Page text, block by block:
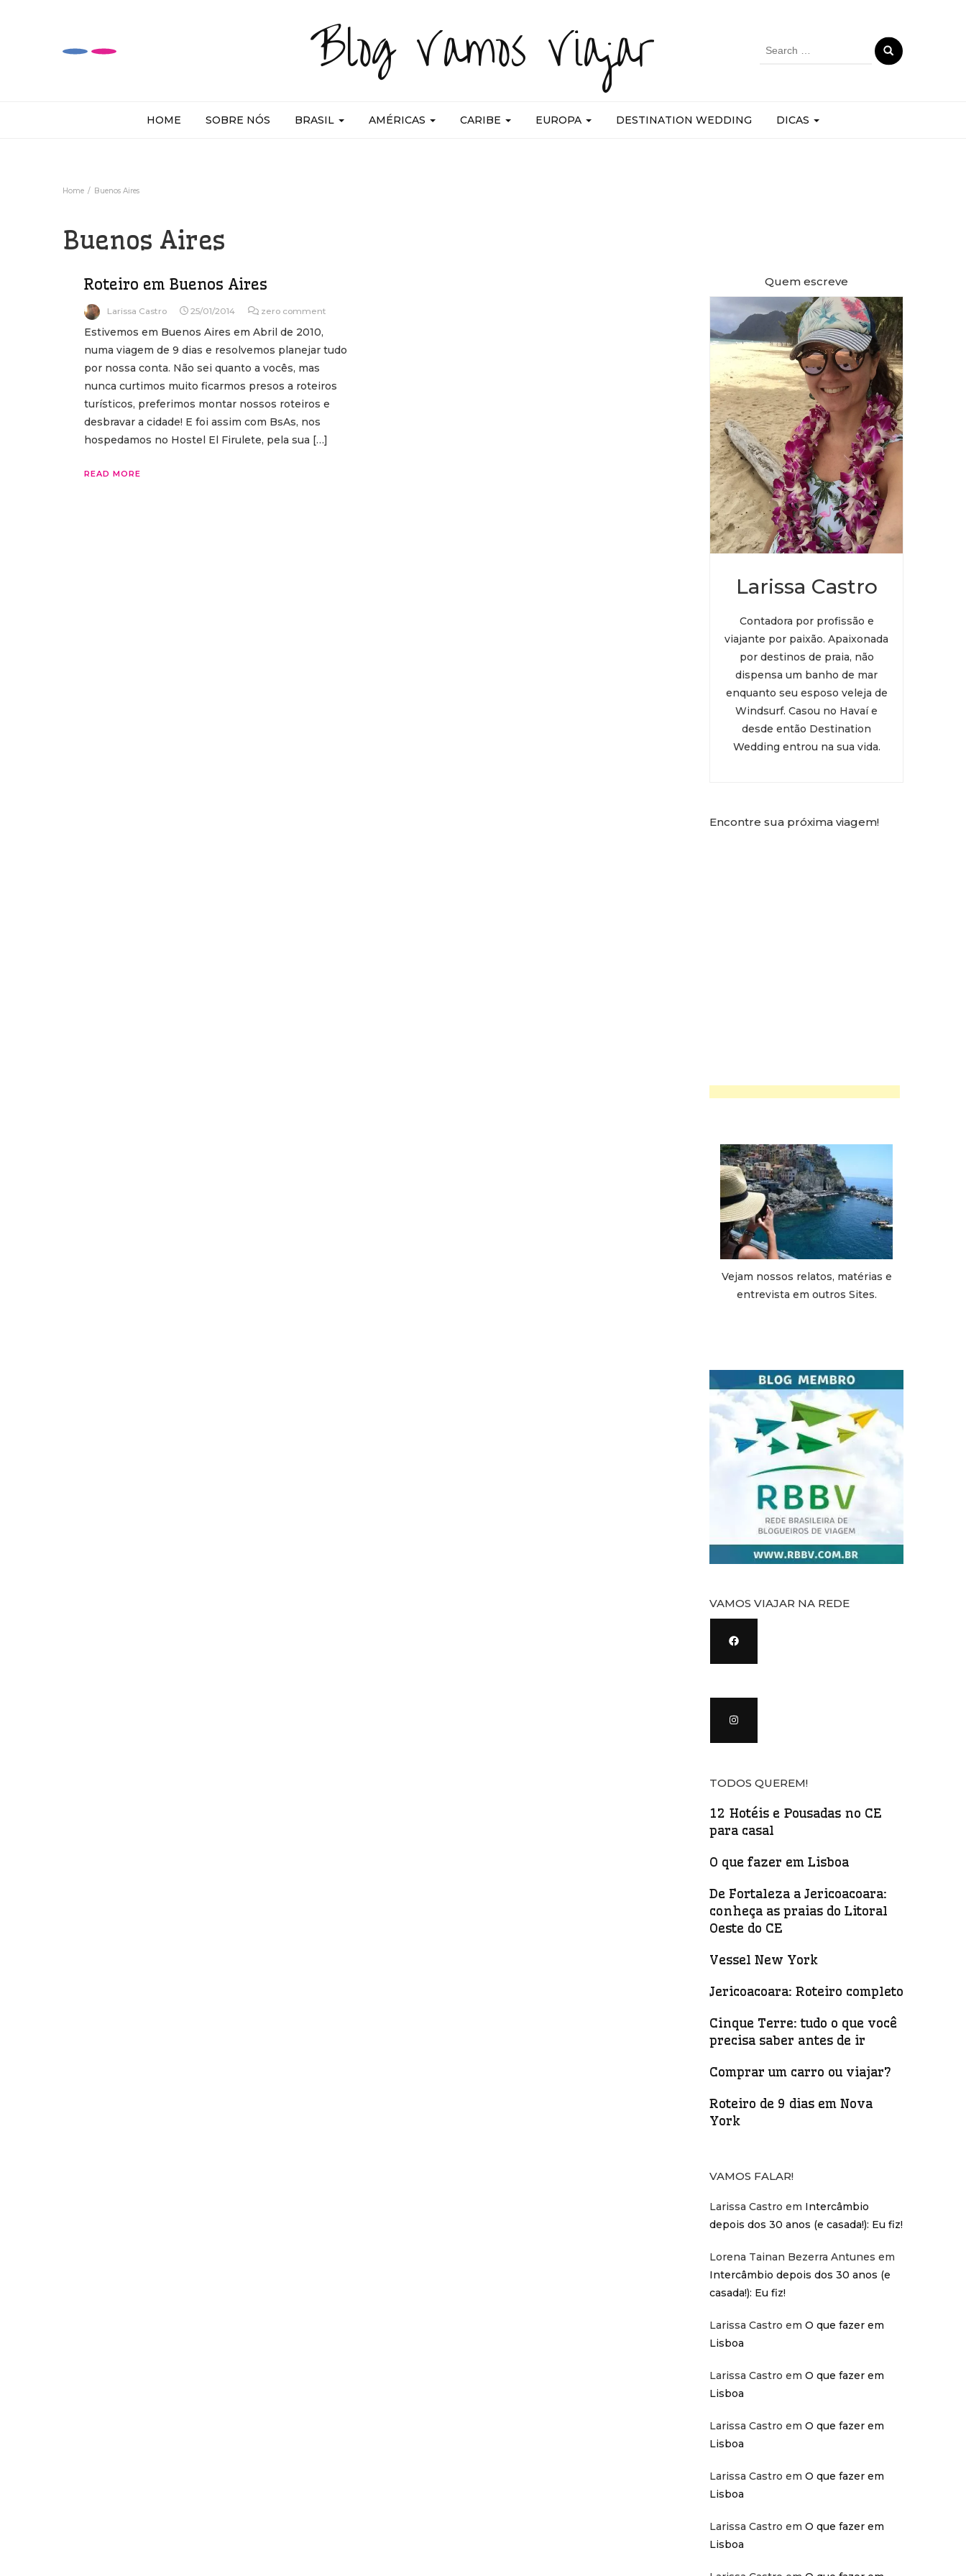
Blog Vamos Viajar
Search
HOME SOBRE NÓS BRASIL AMÉRICAS CARIBE EUROPA DESTINATION WEDDING DICAS
Home Buenos Aires
Buenos Aires
Roteiro em Buenos Aires
Larissa Castro 25/01/2014 zero comment
Estivemos em Buenos Aires em Abril de 2010,
numa viagem de 9 dias e resolvemos planejar tudo
por nossa conta. Não sei quanto a vocês, mas
nunca curtimos muito ficarmos presos a roteiros
turísticos, preferimos montar nossos roteiros e
desbravar a cidade! E foi assim com BsAs, nos
hospedamos no Hostel El Firulete, pela sua […]
READ MORE
Quem escreve
Larissa Castro
Contadora por profissão e
viajante por paixão. Apaixonada
por destinos de praia, não
dispensa um banho de mar
enquanto seu esposo veleja de
Windsurf. Casou no Havaí e
desde então Destination
Wedding entrou na sua vida.
Encontre sua próxima viagem!
Vejam nossos relatos, matérias e
entrevista em outros Sites.
VAMOS VIAJAR NA REDE
TODOS QUEREM!
12 Hotéis e Pousadas no CE
para casal
O que fazer em Lisboa
De Fortaleza a Jericoacoara:
conheça as praias do Litoral
Oeste do CE
Vessel New York
Jericoacoara: Roteiro completo
Cinque Terre: tudo o que você
precisa saber antes de ir
Comprar um carro ou viajar?
Roteiro de 9 dias em Nova
York
VAMOS FALAR!
Larissa Castro em Intercâmbio
depois dos 30 anos (e casada!): Eu fiz!
Lorena Tainan Bezerra Antunes em
Intercâmbio depois dos 30 anos (e
casada!): Eu fiz!
Larissa Castro em O que fazer em
Lisboa
Larissa Castro em O que fazer em
Lisboa
Larissa Castro em O que fazer em
Lisboa
Larissa Castro em O que fazer em
Lisboa
Larissa Castro em O que fazer em
Lisboa